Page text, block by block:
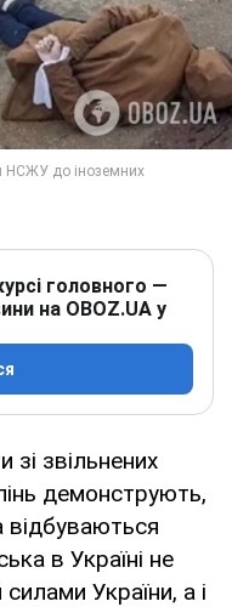
головного —
на OBOZ.UA у
звільнених
демонструють,
в Україні не
України, а і